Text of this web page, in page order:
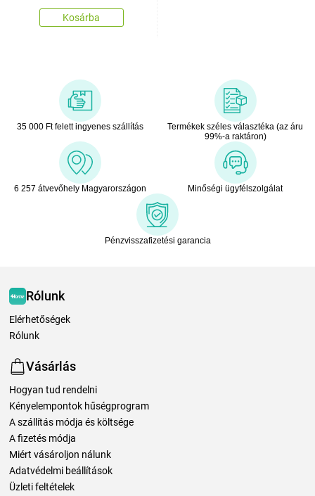
Kosárba
35 000 Ft felett ingyenes szállítás
Termékek széles választéka (az áru
99%-a raktáron)
6 257 átvevőhely Magyarországon Minőségi ügyfélszolgálat
Pénzvisszafizetési garancia
Rólunk
Elérhetőségek
Rólunk
Vásárlás
Hogyan tud rendelni
Kényelempontok hűségprogram
A szállítás módja és költsége
A fizetés módja
Miért vásároljon nálunk
Adatvédelmi beállítások
Üzleti feltételek